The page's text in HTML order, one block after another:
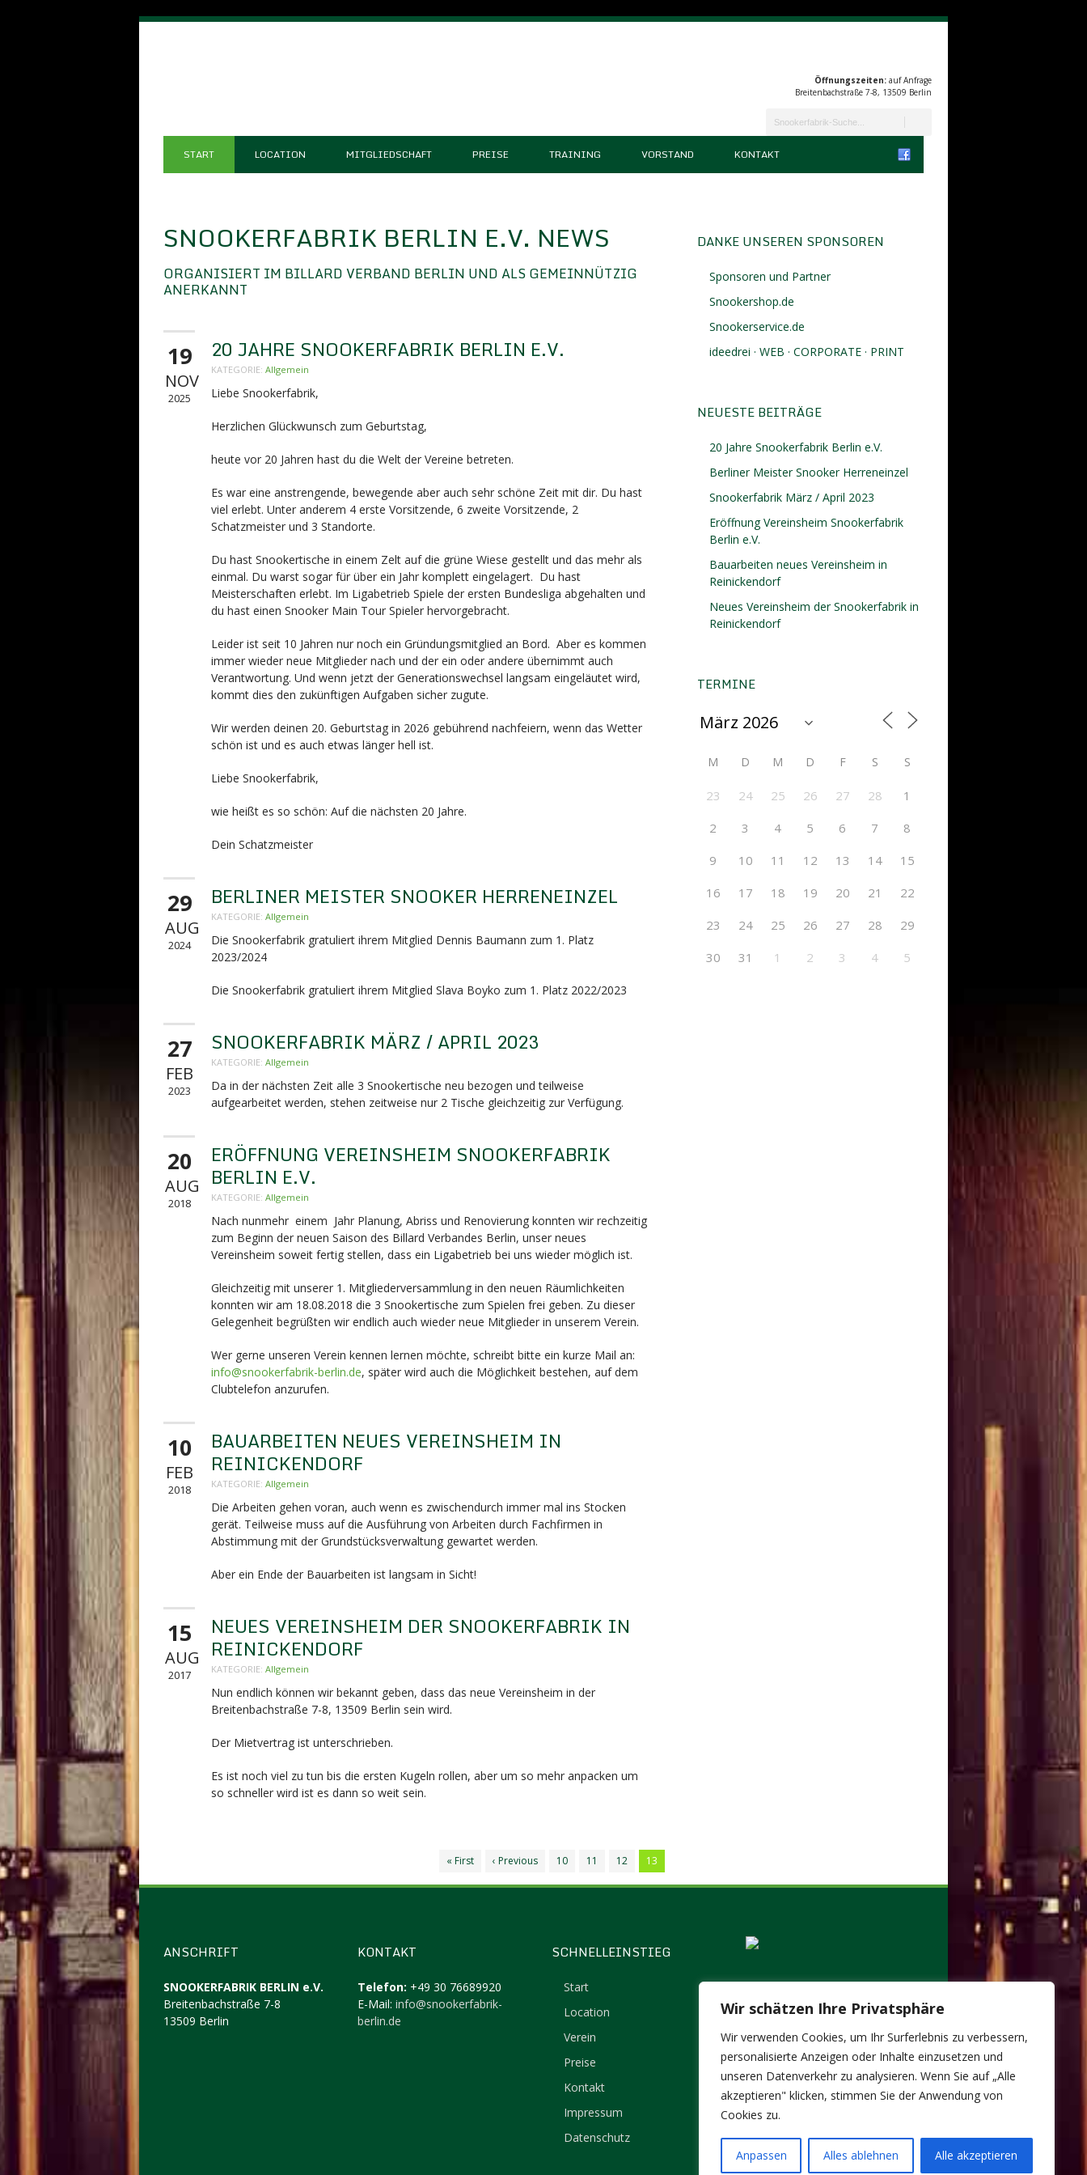
Wir schätzen Ihre Privatsphäre
Wir verwenden Cookies, um Ihr Surferlebnis zu verbessern,
personalisierte Anzeigen oder Inhalte einzusetzen und
unseren Datenverkehr zu analysieren. Wenn Sie auf „Alle
akzeptieren" klicken, stimmen Sie der Anwendung von
Cookies zu.
Anpassen Alles ablehnen Alle akzeptieren
Öffnungszeiten: auf Anfrage
Breitenbachstraße 7-8, 13509 Berlin
START LOCATION MITGLIEDSCHAFT PREISE TRAINING VORSTAND KONTAKT
SNOOKERFABRIK BERLIN E.V. NEWS
ORGANISIERT IM BILLARD VERBAND BERLIN UND ALS GEMEINNÜTZIG
ANERKANNT
19
NOV
2025
20 JAHRE SNOOKERFABRIK BERLIN E.V.
KATEGORIE: Allgemein
Liebe Snookerfabrik,
Herzlichen Glückwunsch zum Geburtstag,
heute vor 20 Jahren hast du die Welt der Vereine betreten.
Es war eine anstrengende, bewegende aber auch sehr schöne Zeit mit dir. Du hast
viel erlebt. Unter anderem 4 erste Vorsitzende, 6 zweite Vorsitzende, 2
Schatzmeister und 3 Standorte.
Du hast Snookertische in einem Zelt auf die grüne Wiese gestellt und das mehr als
einmal. Du warst sogar für über ein Jahr komplett eingelagert. Du hast
Meisterschaften erlebt. Im Ligabetrieb Spiele der ersten Bundesliga abgehalten und
du hast einen Snooker Main Tour Spieler hervorgebracht.
Leider ist seit 10 Jahren nur noch ein Gründungsmitglied an Bord. Aber es kommen
immer wieder neue Mitglieder nach und der ein oder andere übernimmt auch
Verantwortung. Und wenn jetzt der Generationswechsel langsam eingeläutet wird,
kommt dies den zukünftigen Aufgaben sicher zugute.
Wir werden deinen 20. Geburtstag in 2026 gebührend nachfeiern, wenn das Wetter
schön ist und es auch etwas länger hell ist.
Liebe Snookerfabrik,
wie heißt es so schön: Auf die nächsten 20 Jahre.
Dein Schatzmeister
29
AUG
2024
BERLINER MEISTER SNOOKER HERRENEINZEL
KATEGORIE: Allgemein
Die Snookerfabrik gratuliert ihrem Mitglied Dennis Baumann zum 1. Platz
2023/2024
Die Snookerfabrik gratuliert ihrem Mitglied Slava Boyko zum 1. Platz 2022/2023
27
FEB
2023
SNOOKERFABRIK MÄRZ / APRIL 2023
KATEGORIE: Allgemein
Da in der nächsten Zeit alle 3 Snookertische neu bezogen und teilweise
aufgearbeitet werden, stehen zeitweise nur 2 Tische gleichzeitig zur Verfügung.
20
AUG
2018
ERÖFFNUNG VEREINSHEIM SNOOKERFABRIK
BERLIN E.V.
KATEGORIE: Allgemein
Nach nunmehr einem Jahr Planung, Abriss und Renovierung konnten wir rechzeitig
zum Beginn der neuen Saison des Billard Verbandes Berlin, unser neues
Vereinsheim soweit fertig stellen, dass ein Ligabetrieb bei uns wieder möglich ist.
Gleichzeitig mit unserer 1. Mitgliederversammlung in den neuen Räumlichkeiten
konnten wir am 18.08.2018 die 3 Snookertische zum Spielen frei geben. Zu dieser
Gelegenheit begrüßten wir endlich auch wieder neue Mitglieder in unserem Verein.
Wer gerne unseren Verein kennen lernen möchte, schreibt bitte ein kurze Mail an:
info@snookerfabrik-berlin.de, später wird auch die Möglichkeit bestehen, auf dem
Clubtelefon anzurufen.
10
FEB
2018
BAUARBEITEN NEUES VEREINSHEIM IN
REINICKENDORF
KATEGORIE: Allgemein
Die Arbeiten gehen voran, auch wenn es zwischendurch immer mal ins Stocken
gerät. Teilweise muss auf die Ausführung von Arbeiten durch Fachfirmen in
Abstimmung mit der Grundstücksverwaltung gewartet werden.
Aber ein Ende der Bauarbeiten ist langsam in Sicht!
15
AUG
2017
NEUES VEREINSHEIM DER SNOOKERFABRIK IN
REINICKENDORF
KATEGORIE: Allgemein
Nun endlich können wir bekannt geben, dass das neue Vereinsheim in der
Breitenbachstraße 7-8, 13509 Berlin sein wird.
Der Mietvertrag ist unterschrieben.
Es ist noch viel zu tun bis die ersten Kugeln rollen, aber um so mehr anpacken um
so schneller wird ist es dann so weit sein.
« First ‹ Previous 10 11 12 13
DANKE UNSEREN SPONSOREN
Sponsoren und Partner
Snookershop.de
Snookerservice.de
ideedrei · WEB · CORPORATE · PRINT
NEUESTE BEITRÄGE
20 Jahre Snookerfabrik Berlin e.V.
Berliner Meister Snooker Herreneinzel
Snookerfabrik März / April 2023
Eröffnung Vereinsheim Snookerfabrik
Berlin e.V.
Bauarbeiten neues Vereinsheim in
Reinickendorf
Neues Vereinsheim der Snookerfabrik in
Reinickendorf
TERMINE
M D M D F S S
23 24 25 26 27 28
1
2
3 4 5 6 7
8
9
10 11 12 13 14
15
16
17 18 19 20 21
22
23
24 25 26 27 28
29
30
31 1 2 3 4 5
ANSCHRIFT
SNOOKERFABRIK BERLIN e.V.
Breitenbachstraße 7-8
13509 Berlin
KONTAKT
Telefon: +49 30 76689920
E-Mail: info@snookerfabrik-
berlin.de
SCHNELLEINSTIEG
Start
Location
Verein
Preise
Kontakt
Impressum
Datenschutz